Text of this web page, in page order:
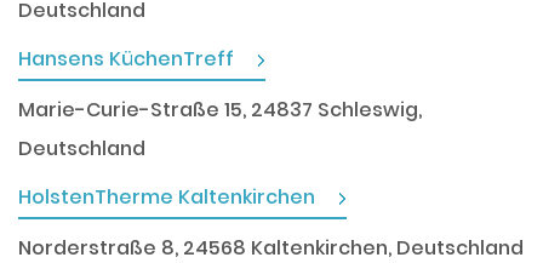
Deutschland
Hansens KüchenTreff
Marie-Curie-Straße 15, 24837 Schleswig,
Deutschland
HolstenTherme Kaltenkirchen
Norderstraße 8, 24568 Kaltenkirchen, Deutschland